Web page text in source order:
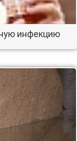
инфекцию